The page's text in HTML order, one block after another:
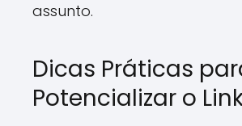
assunto.
Dicas Práticas
Potencializar o